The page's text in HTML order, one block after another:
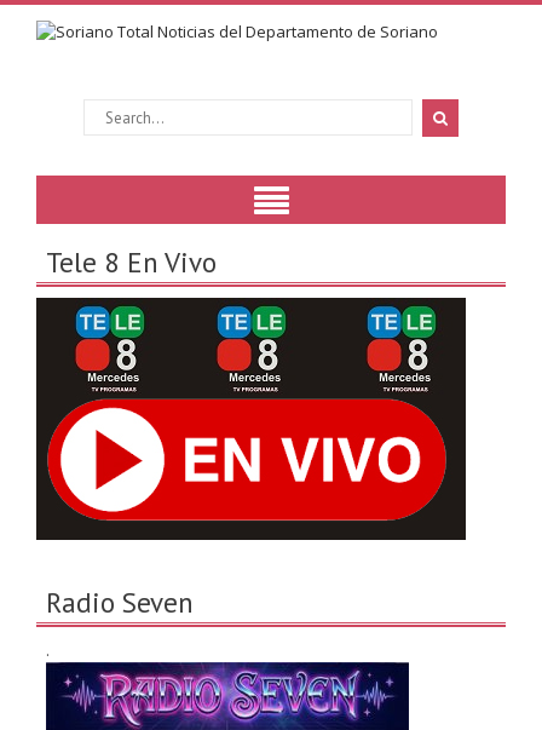
Tele 8 En Vivo
Radio Seven
.